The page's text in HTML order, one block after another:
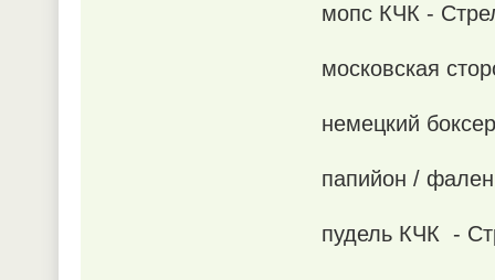
мопс КЧК -
московская
немецкий
папийон /
пудель КЧК -